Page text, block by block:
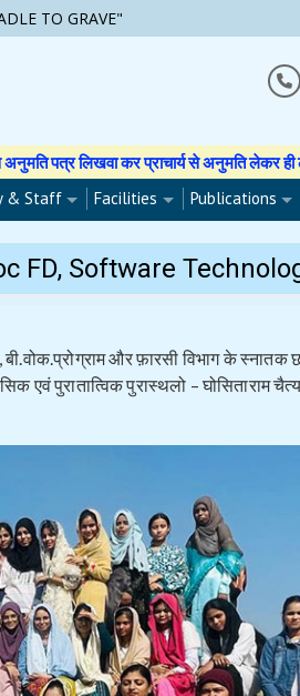
TO GRAVE"
से अनुमति लेकर ही लाए। यदि वह फोटो
& Staff Facilities Publications
FD, Software
और फ़ारसी विभाग के स्नातक
एवं पुरातात्विक पुरास्थलो – घोसिताराम